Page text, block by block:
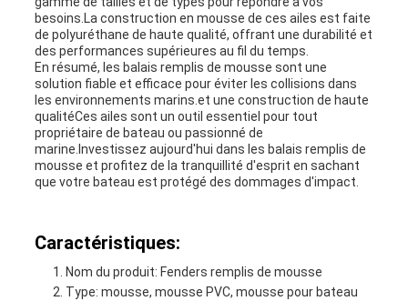
besoins.La construction en mousse de ces ailes est faite
de polyuréthane de haute qualité, offrant une durabilité et
des performances supérieures au fil du temps.
En résumé, les balais remplis de mousse sont une
solution fiable et efficace pour éviter les collisions dans
les environnements marins.et une construction de haute
qualitéCes ailes sont un outil essentiel pour tout
propriétaire de bateau ou passionné de
marine.Investissez aujourd'hui dans les balais remplis de
mousse et profitez de la tranquillité d'esprit en sachant
que votre bateau est protégé des dommages d'impact.
Caractéristiques:
Nom du produit: Fenders remplis de mousse
Type: mousse, mousse PVC, mousse pour bateau